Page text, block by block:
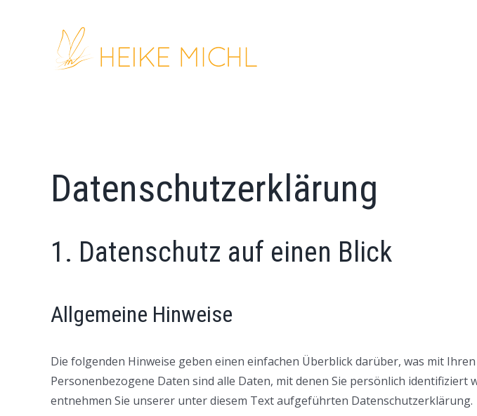
Datenschutzerklärung
1. Datenschutz auf einen Blick
Allgemeine Hinweise
Die folgenden Hinweise geben einen einfachen Überblick darüber, was mit
Personenbezogene Daten sind alle Daten, mit denen Sie persönlich
entnehmen Sie unserer unter diesem Text aufgeführten Datenschutzerklärung.